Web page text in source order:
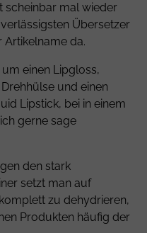
scheinbar mal wieder
Übersetzer
da.
einen Lipgloss,
und einen
Lipstick, bei in einem
gerne sage
den stark
setzt man auf
zu dehydrieren,
Produkten häufig der